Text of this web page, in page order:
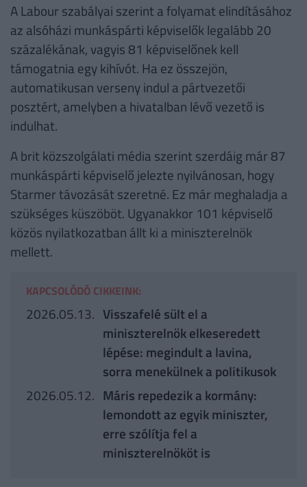
A Labour szabályai szerint a folyamat elindításához
az alsóházi munkáspárti képviselők legalább 20
százalékának, vagyis 81 képviselőnek kell
támogatnia egy kihívót. Ha ez összejön,
automatikusan verseny indul a pártvezetői
posztért, amelyben a hivatalban lévő vezető is
indulhat.
A brit közszolgálati média szerint szerdáig már 87
munkáspárti képviselő jelezte nyilvánosan, hogy
Starmer távozását szeretné. Ez már meghaladja a
szükséges küszöböt. Ugyanakkor 101 képviselő
közös nyilatkozatban állt ki a miniszterelnök
mellett.
KAPCSOLÓDÓ CIKKEINK:
2026.05.13. Visszafelé sült el a
miniszterelnök elkeseredett
lépése: megindult a lavina,
sorra menekülnek a politikusok
2026.05.12. Máris repedezik a kormány:
lemondott az egyik miniszter,
erre szólítja fel a
miniszterelnököt is